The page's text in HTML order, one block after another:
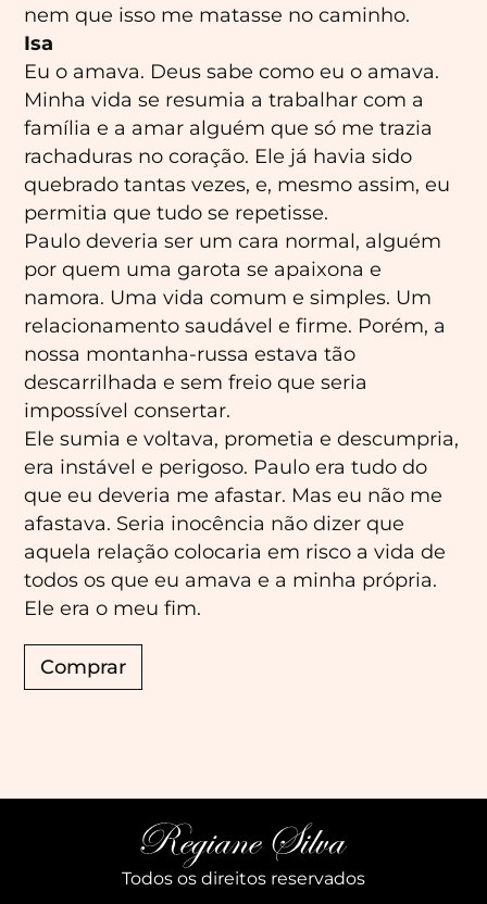
nem que isso me matasse no caminho.
Isa
Eu o amava. Deus sabe como eu o amava.
Minha vida se resumia a trabalhar com a
família e a amar alguém que só me trazia
rachaduras no coração. Ele já havia sido
quebrado tantas vezes, e, mesmo assim, eu
permitia que tudo se repetisse.
Paulo deveria ser um cara normal, alguém
por quem uma garota se apaixona e
namora. Uma vida comum e simples. Um
relacionamento saudável e firme. Porém, a
nossa montanha-russa estava tão
descarrilhada e sem freio que seria
impossível consertar.
Ele sumia e voltava, prometia e descumpria,
era instável e perigoso. Paulo era tudo do
que eu deveria me afastar. Mas eu não me
afastava. Seria inocência não dizer que
aquela relação colocaria em risco a vida de
todos os que eu amava e a minha própria.
Ele era o meu fim.
Comprar
Todos os direitos reservados